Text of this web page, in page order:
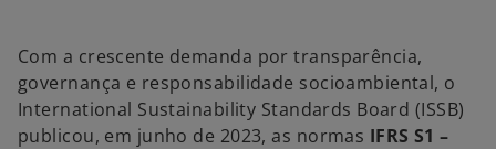
v
g
i
a
v
a
g
i
a
v
g
u
i
Com a crescente demanda por transparência,
governança e responsabilidade socioambiental, o
International Sustainability Standards Board (ISSB)
publicou, em junho de 2023, as normas IFRS S1 –